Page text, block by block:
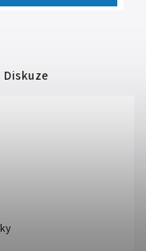
Diskuze